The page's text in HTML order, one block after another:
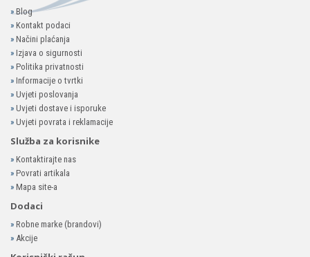
»Blog
» Kontakt podaci
» Načini plaćanja
» Izjava o sigurnosti
» Politika privatnosti
» Informacije o tvrtki
» Uvjeti poslovanja
» Uvjeti dostave i isporuke
» Uvjeti povrata i reklamacije
Služba za korisnike
» Kontaktirajte nas
» Povrati artikala
» Mapa site-a
Dodaci
» Robne marke (brandovi)
» Akcije